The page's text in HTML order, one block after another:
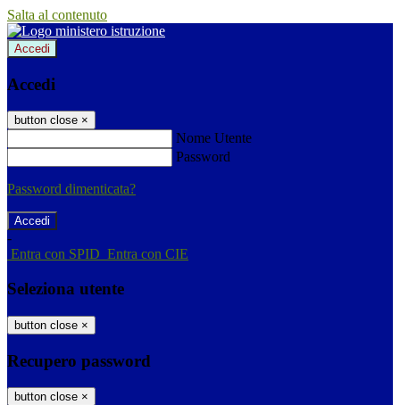
Salta al contenuto
Accedi
Accedi
button close ×
Nome Utente
Password
Password dimenticata?
-
Entra con SPID Entra con CIE
Seleziona utente
button close ×
Recupero password
button close ×